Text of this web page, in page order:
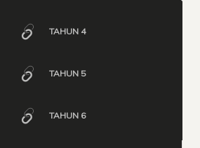
TAHUN 4
TAHUN 5
TAHUN 6